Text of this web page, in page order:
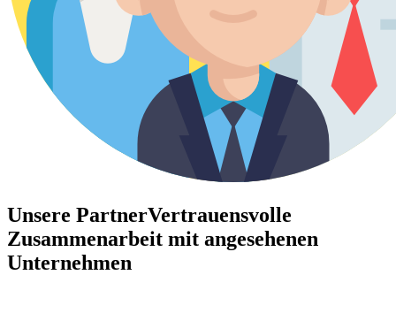
Unsere PartnerVertrauensvolle
Zusammenarbeit mit angesehenen
Unternehmen